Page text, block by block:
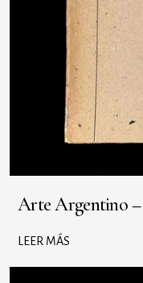
Arte Argentino
LEER MÁS